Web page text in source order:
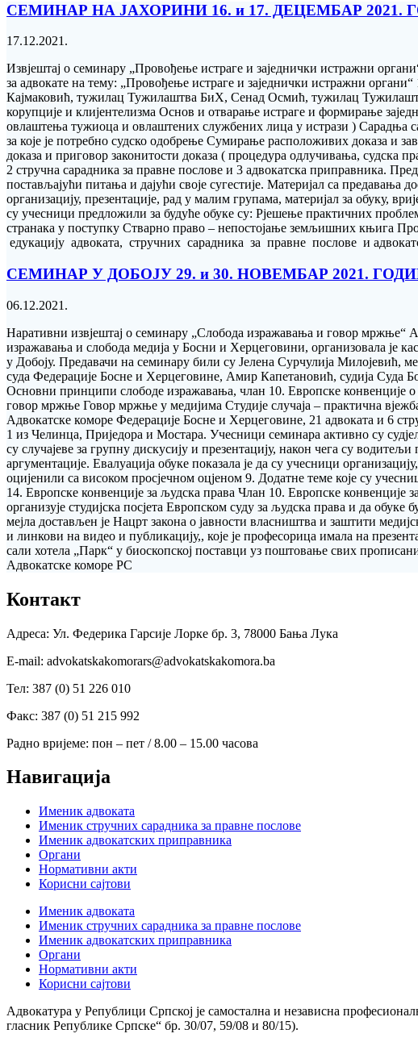
СЕМИНАР НА ЈАХОРИНИ 16. и 17. ДЕЦЕМБАР
17.12.2021.
Извјештај о семинару „Провођење истраге и заједнички истражни
за адвокате на тему: „Провођење истраге и заједнички истражни
Кајмаковић, тужилац Тужилаштва БиХ, Сенад Осмић, тужилац
корупције и клијентелизма Основ и отварање истраге и формирање
овлаштења тужиоца и овлаштених службених лица у истрази ) Сарадња
за које је потребно судско одобрење Сумирање расположивих доказа
доказа и приговор законитости доказа ( процедура одлучивања, судска
2 стручна сарадника за правне послове и 3 адвокатска приправника.
постављајући питања и дајући своје сугестије. Материјал са предавања
организацију, презентације, рад у малим групама, материјал за обуку,
су учесници предложили за будуће обуке су: Рјешење практичних
странака у поступку Стварно право – непостојање земљишних књига
едукацију адвоката, стручних сарадника за правне послове и
СЕМИНАР У ДОБОЈУ 29. и 30. НОВЕМБАР 2021.
06.12.2021.
Наративни извјештај о семинару „Слобода изражавања и говор
изражавања и слобода медија у Босни и Херцеговини, организовала је
у Добоју. Предавачи на семинару били су Јелена Сурчулија Милојевић,
суда Федерације Босне и Херцеговине, Амир Капетановић, судија Суда
Основни принципи слободе изражавања, члан 10. Европске
говор мржње Говор мржње у медијима Студије случаја – практична
Адвокатске коморе Федерације Босне и Херцеговине, 21 адвоката и 6
1 из Челинца, Приједора и Мостара. Учесници семинара активно су
су случајеве за групну дискусију и презентацију, након чега су
аргументације. Евалуација обуке показала је да су учесници
оцијенили са високом просјечном оцјеном 9. Додатне теме које су
14. Европске конвенције за људска права Члан 10. Европске конвенције
организује студијска посјета Европском суду за људска права и да
мејла достављен је Нацрт закона о јавности власништва и заштити
и линкови на видео и публикацију,, које је професорица имала на
сали хотела „Парк“ у биоскопској поставци уз поштовање свих
Адвокатске коморе РС
Контакт
Адреса: Ул. Федерика Гарсије Лорке бр. 3, 78000 Бања Лука
Е-mail: advokatskakomorars@advokatskakomora.ba
Тел: 387 (0) 51 226 010
Факс: 387 (0) 51 215 992
Радно вријеме: пон – пет / 8.00 – 15.00 часова
Навигација
Именик адвоката
Именик стручних сарадника за правне послове
Именик адвокатских приправника
Органи
Нормативни акти
Корисни сајтови
Именик адвоката
Именик стручних сарадника за правне послове
Именик адвокатских приправника
Органи
Нормативни акти
Корисни сајтови
Адвокатура у Републици Српској је самостална и независна
гласник Републике Српске“ бр. 30/07, 59/08 и 80/15).